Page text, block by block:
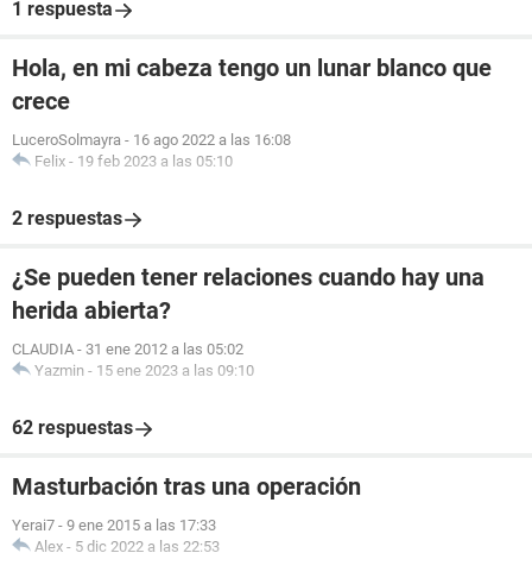
1 respuesta
Hola, en mi cabeza tengo un lunar blanco que
crece
LuceroSolmayra - 16 ago 2022 a las 16:08
Felix - 19 feb 2023 a las 05:10
2 respuestas
¿Se pueden tener relaciones cuando hay una
herida abierta?
CLAUDIA - 31 ene 2012 a las 05:02
Yazmin - 15 ene 2023 a las 09:10
62 respuestas
Masturbación tras una operación
Yerai7 - 9 ene 2015 a las 17:33
Alex - 5 dic 2022 a las 22:53